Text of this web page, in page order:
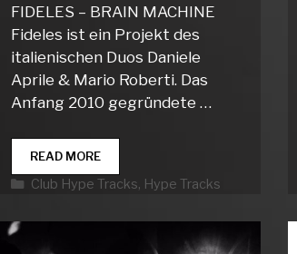
FIDELES – BRAIN MACHINE
Fideles ist ein Projekt des
italienischen Duos Daniele
Aprile & Mario Roberti. Das
Anfang 2010 gegründete …
READ MORECLUB
HYPE
TRACKS
05
Kategorien
Club Hype Tracks, Hype Tracks